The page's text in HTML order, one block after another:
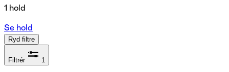
1 hold
Se hold
Ryd filtre
Filtrér 1